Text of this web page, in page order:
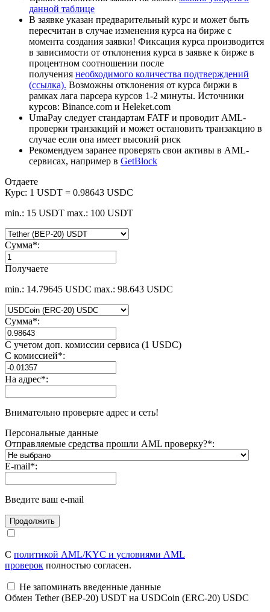
данной таблице
В заявке указан предварительный курс и может быть
пересчитан в случае изменения курса на бирже с
момента создания заявки! Фиксация курса производится
в зависимости от отклонения курса в заявке к бирже в
процентном соотношении после
получения необходимого количества подтверждений
(ссылка). Возможны отклонения от курса биржи в
рамках лага парсера курсов 1-2 минуты. Источники
курсов: Binance.com и Heleket.com
UmaPay следует стандартам FATF и проводит AML-
проверки транзакций и может остановить транзакцию в
случае если она имеет высокий риск
Рекомендуем заранее проверять свои активы в AML-
сервисах, например в GetBlock
Отдаете
Курс: 1 USDT = 0.98643 USDC
min.: 15 USDT max.: 100 USDT
Сумма*:
Получаете
min.: 14.79645 USDC max.: 98.643 USDC
Сумма*:
С учетом доп. комиссии сервиса (1 USDC)
С комиссией*:
На адрес*:
Внимательно проверьте адрес и сеть!
Персональные данные
Отправляемые средства прошли AML проверку?*:
E-mail*:
Введите ваш e-mail
С политикой AML/KYC и условиями AML
проверок полностью согласен.
Не запоминать введенные данные
Обмен Tether (BEP-20) USDT на USDCoin (ERC-20) USDC